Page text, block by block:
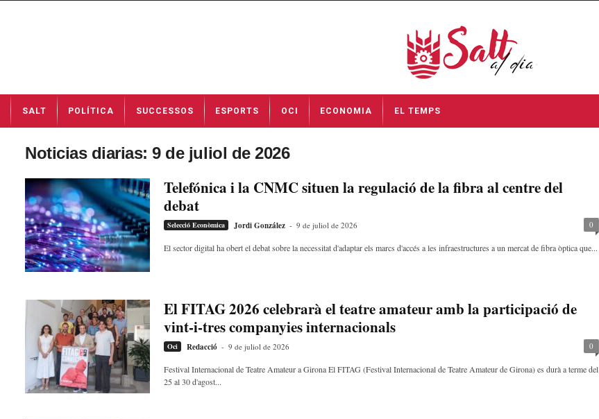
t
SALT POLÍTICA SUCCESSOS ESPORTS OCI ECONOMIA EL TEMPS
Noticias diarias: 9 de juliol de 2026
Telefónica i la CNMC situen la regulació de la fibra al centre del
debat
Selecció Econòmica Jordi González - 9 de juliol de 2026 0
El sector digital ha obert el debat sobre la necessitat d'adaptar els marcs d'accés a les infraestructures a un mercat de fibra òptica que...
El FITAG 2026 celebrarà el teatre amateur amb la participació de
vint-i-tres companyies internacionals
Oci Redacció - 9 de juliol de 2026 0
Festival Internacional de Teatre Amateur a Girona El FITAG (Festival Internacional de Teatre Amateur de Girona) es durà a terme del
25 al 30 d'agost...